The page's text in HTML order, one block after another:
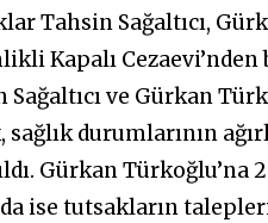
Tahsin Sağaltıcı,
Kapalı
Sağaltıcı ve Gürkan
sağlık durumlarının
Gürkan Türkoğlu’na
ise tutsakların